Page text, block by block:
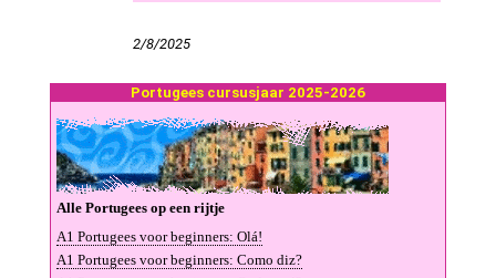
2/8/2025
Por­tu­gees cursus­jaar 2025-2026
Al­le Por­tu­gees op een rij­tje
A1 Por­tu­gees voor be­gin­ners: Olá!
A1 Por­tu­gees voor be­gin­ners: Co­mo diz?